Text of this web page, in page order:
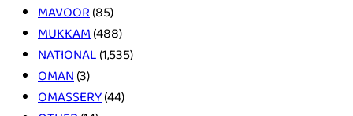
MAVOOR(85)
MUKKAM(488)
NATIONAL(1,535)
OMAN(3)
OMASSERY(44)